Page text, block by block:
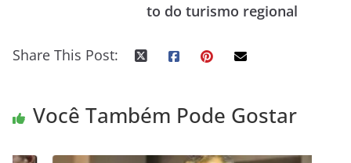
to do turismo regional
Share This Post:
Você Também Pode Gostar